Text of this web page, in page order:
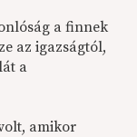
a finnek
az igazságtól,
a
amikor